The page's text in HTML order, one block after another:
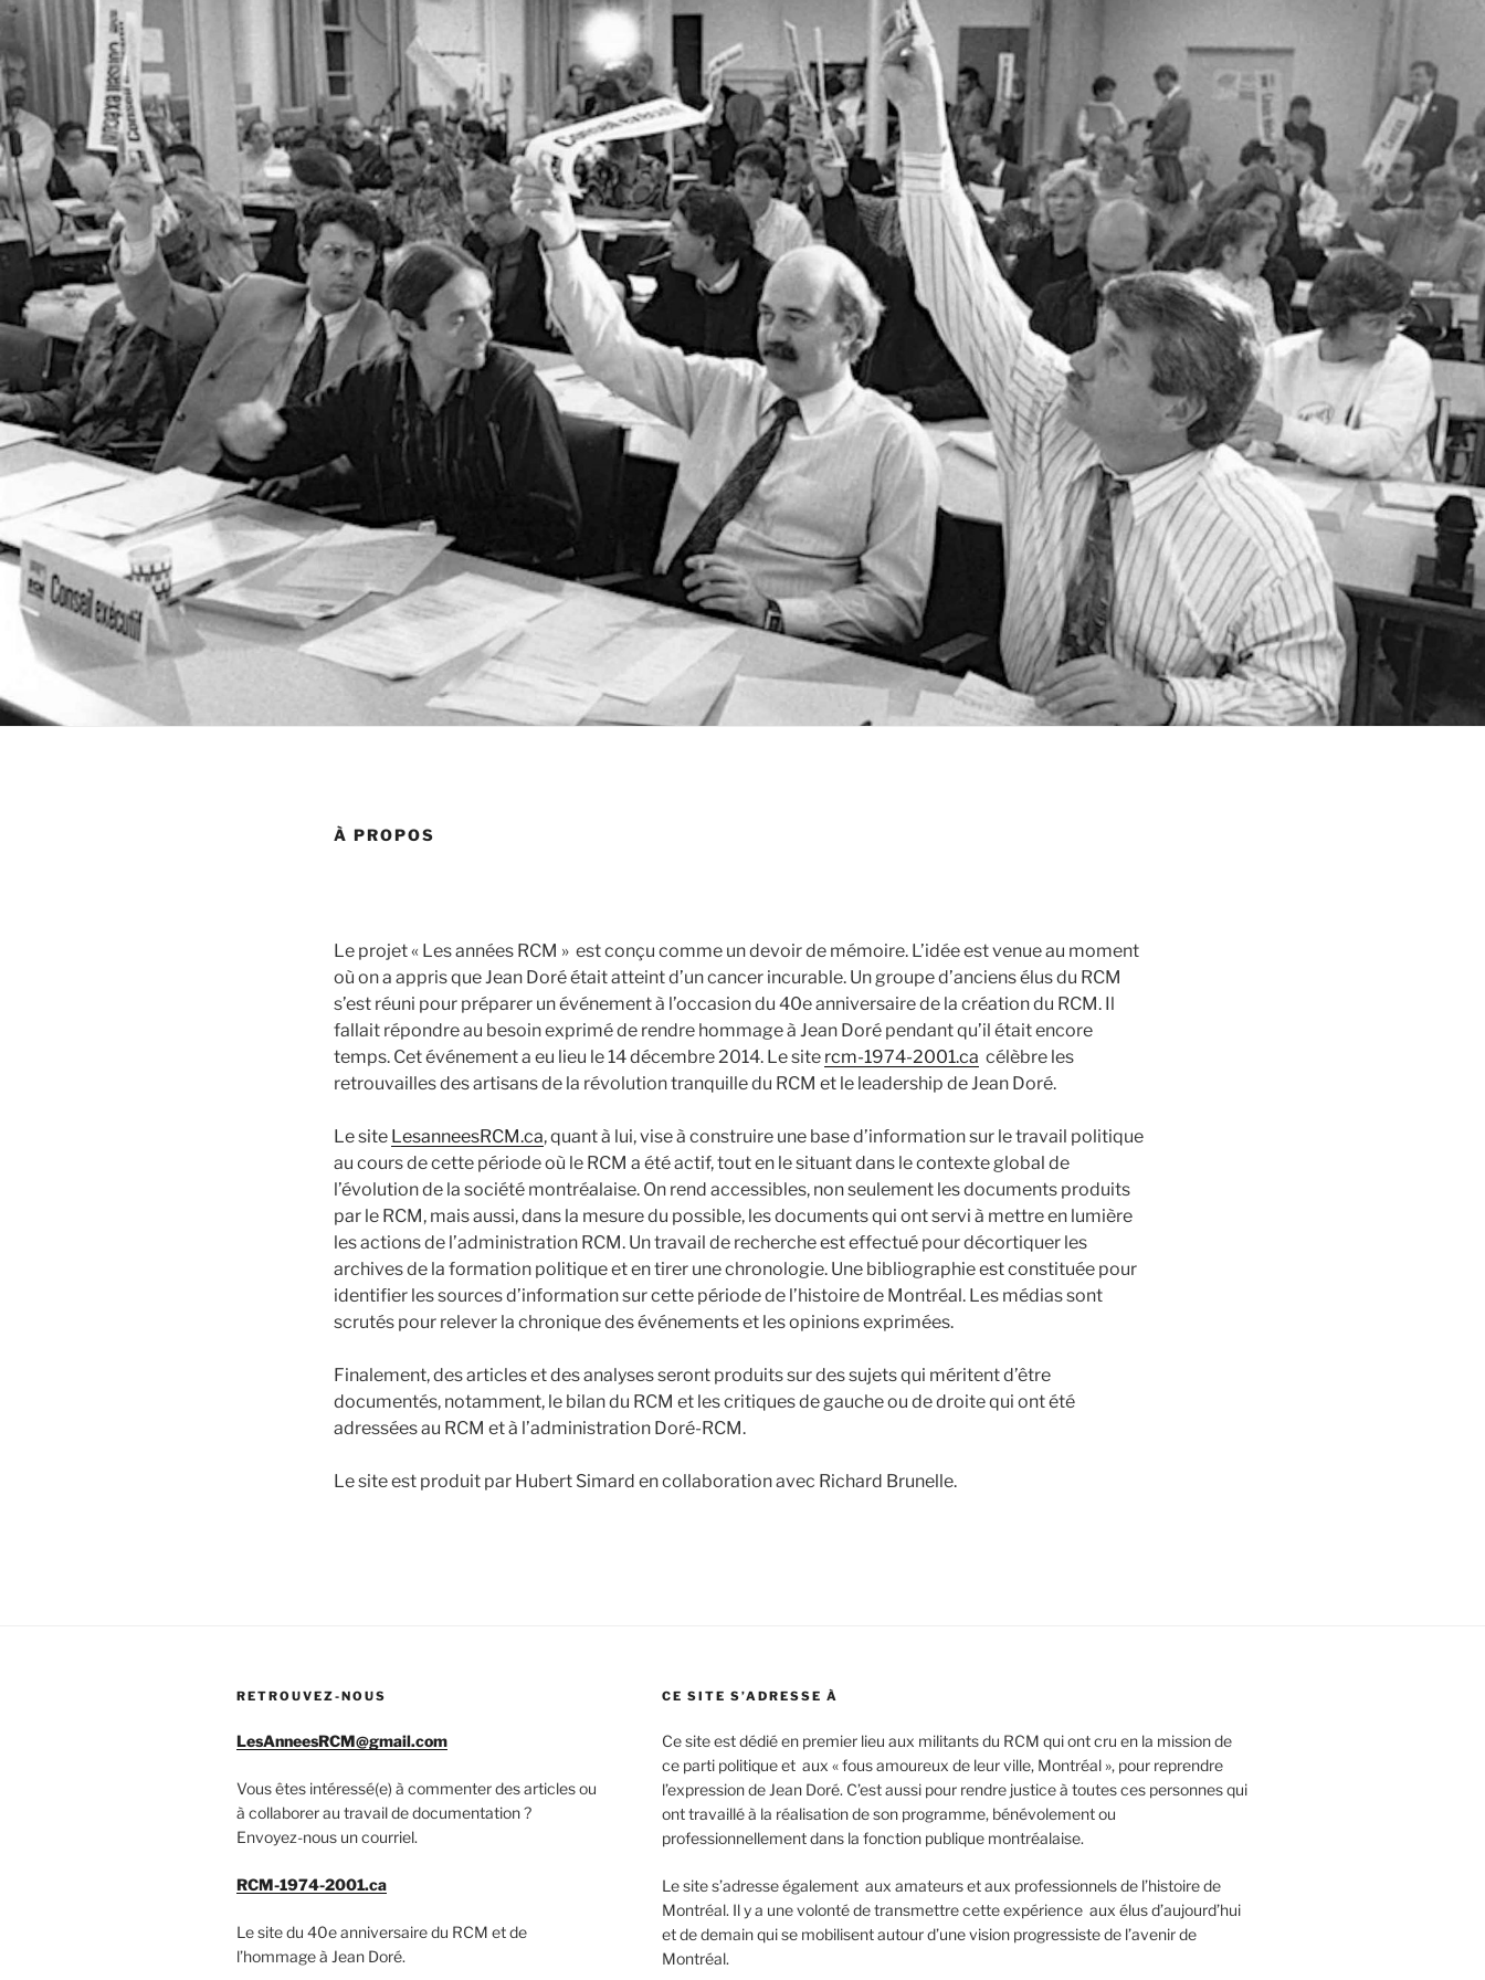
À PROPOS
Le projet « Les années RCM » est conçu comme un devoir de mémoire. L’idée est venue au moment
où on a appris que Jean Doré était atteint d’un cancer incurable. Un groupe d’anciens élus du RCM
s’est réuni pour préparer un événement à l’occasion du 40e anniversaire de la création du RCM. Il
fallait répondre au besoin exprimé de rendre hommage à Jean Doré pendant qu’il était encore
temps. Cet événement a eu lieu le 14 décembre 2014. Le site rcm-1974-2001.ca célèbre les
retrouvailles des artisans de la révolution tranquille du RCM et le leadership de Jean Doré.
Le site LesanneesRCM.ca, quant à lui, vise à construire une base d’information sur le travail politique
au cours de cette période où le RCM a été actif, tout en le situant dans le contexte global de
l’évolution de la société montréalaise. On rend accessibles, non seulement les documents produits
par le RCM, mais aussi, dans la mesure du possible, les documents qui ont servi à mettre en lumière
les actions de l’administration RCM. Un travail de recherche est effectué pour décortiquer les
archives de la formation politique et en tirer une chronologie. Une bibliographie est constituée pour
identifier les sources d’information sur cette période de l’histoire de Montréal. Les médias sont
scrutés pour relever la chronique des événements et les opinions exprimées.
Finalement, des articles et des analyses seront produits sur des sujets qui méritent d’être
documentés, notamment, le bilan du RCM et les critiques de gauche ou de droite qui ont été
adressées au RCM et à l’administration Doré-RCM.
Le site est produit par Hubert Simard en collaboration avec Richard Brunelle.
RETROUVEZ-NOUS
LesAnneesRCM@gmail.com
Vous êtes intéressé(e) à commenter des articles ou
à collaborer au travail de documentation ?
Envoyez-nous un courriel.
RCM-1974-2001.ca
Le site du 40e anniversaire du RCM et de
l’hommage à Jean Doré.
CE SITE S’ADRESSE À
Ce site est dédié en premier lieu aux militants du RCM qui ont cru en la mission de
ce parti politique et aux « fous amoureux de leur ville, Montréal », pour reprendre
l’expression de Jean Doré. C’est aussi pour rendre justice à toutes ces personnes qui
ont travaillé à la réalisation de son programme, bénévolement ou
professionnellement dans la fonction publique montréalaise.
Le site s’adresse également aux amateurs et aux professionnels de l’histoire de
Montréal. Il y a une volonté de transmettre cette expérience aux élus d’aujourd’hui
et de demain qui se mobilisent autour d’une vision progressiste de l’avenir de
Montréal.